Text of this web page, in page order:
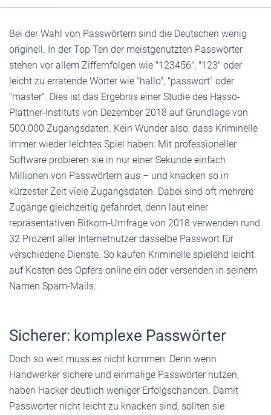
Bei der Wahl von Passwörtern sind die Deutschen wenig
originell. In der Top Ten der meistgenutzten Passwörter
stehen vor allem Ziffernfolgen wie "123456", "123" oder
leicht zu erratende Wörter wie "hallo", "passwort" oder
"master". Dies ist das Ergebnis einer Studie des Hasso-
Plattner-Instituts von Dezember 2018 auf Grundlage von
500.000 Zugangsdaten. Kein Wunder also, dass Kriminelle
immer wieder leichtes Spiel haben: Mit professioneller
Software probieren sie in nur einer Sekunde einfach
Millionen von Passwörtern aus – und knacken so in
kürzester Zeit viele Zugangsdaten. Dabei sind oft mehrere
Zugänge gleichzeitig gefährdet, denn laut einer
repräsentativen Bitkom-Umfrage von 2018 verwenden rund
32 Prozent aller Internetnutzer dasselbe Passwort für
verschiedene Dienste. So kaufen Kriminelle spielend leicht
auf Kosten des Opfers online ein oder versenden in seinem
Namen Spam-Mails.
Sicherer: komplexe Passwörter
Doch so weit muss es nicht kommen: Denn wenn
Handwerker sichere und einmalige Passwörter nutzen,
haben Hacker deutlich weniger Erfolgschancen. Damit
Passwörter nicht leicht zu knacken sind, sollten sie